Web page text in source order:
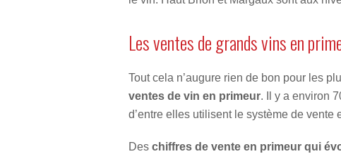
Les ventes de grands vins en
Tout cela n’augure rien de bon pour les
ventes de vin en primeur. Il y a environ
d’entre elles utilisent le système de
Des chiffres de vente en primeur qui